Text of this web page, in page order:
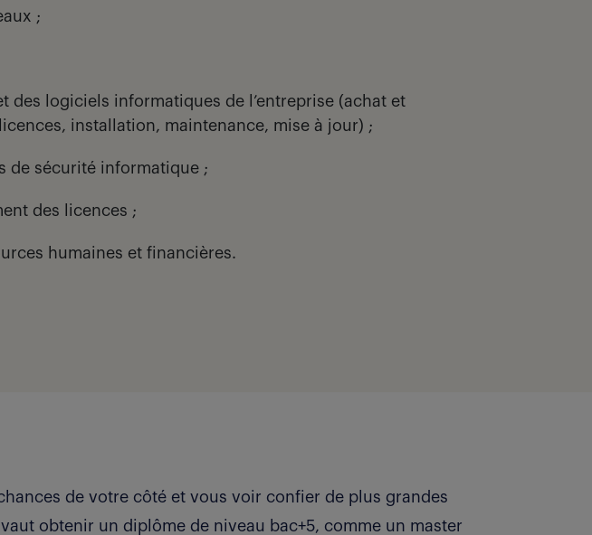
;
des logiciels informatiques de l’entreprise (achat et
installation, maintenance, mise à jour) ;
de sécurité informatique ;
des licences ;
humaines et financières.
de votre côté et vous voir confier de plus grandes
obtenir un diplôme de niveau bac+5, comme un master